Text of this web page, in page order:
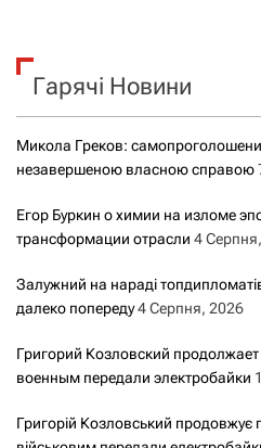
к
Гарячі Новини
Микола Греков:
незавершеною власною справою
Егор Буркин о химии на изломе
трансформации отрасли 4
Залужний на нараді
далеко попереду4 Серпня, 2026
Григорий Козловский
военным передали электробайки
Григорій Козловський продовжує